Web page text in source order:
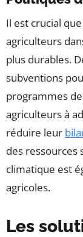
Il est crucial
agriculteurs
plus durables.
subventions
programmes
agriculteurs à
réduire leur
des ressources
climatique est
agricoles.
Les